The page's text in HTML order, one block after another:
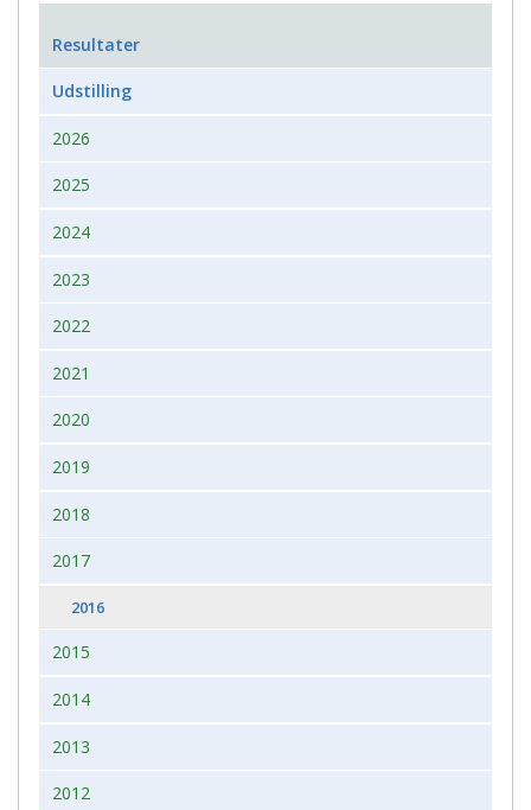
Resultater
Udstilling
2026
2025
2024
2023
2022
2021
2020
2019
2018
2017
2016
2015
2014
2013
2012